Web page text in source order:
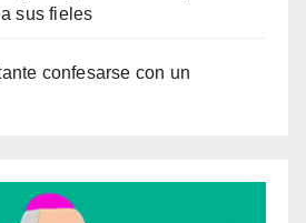
sus fieles
confesarse con un